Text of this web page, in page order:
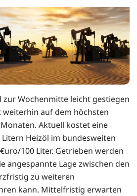
zur Wochenmitte leicht gestiegen
auf dem höchsten
Aktuell kostet eine
Litern Heizöl im bundesweiten
100 Liter. Getrieben werden
angespannte Lage zwischen den
zu weiteren
kann. Mittelfristig erwarten